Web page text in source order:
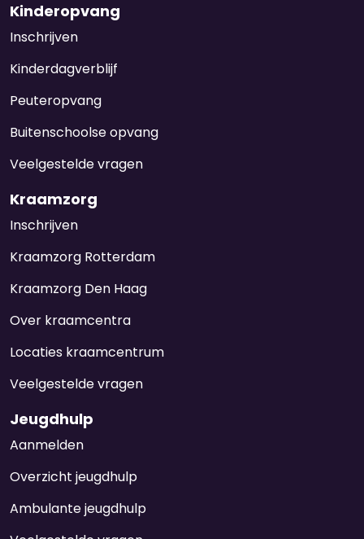
Kinderopvang
Inschrijven
Kinderdagverblijf
Peuteropvang
Buitenschoolse opvang
Veelgestelde vragen
Kraamzorg
Inschrijven
Kraamzorg Rotterdam
Kraamzorg Den Haag
Over kraamcentra
Locaties kraamcentrum
Veelgestelde vragen
Jeugdhulp
Aanmelden
Overzicht jeugdhulp
Ambulante jeugdhulp